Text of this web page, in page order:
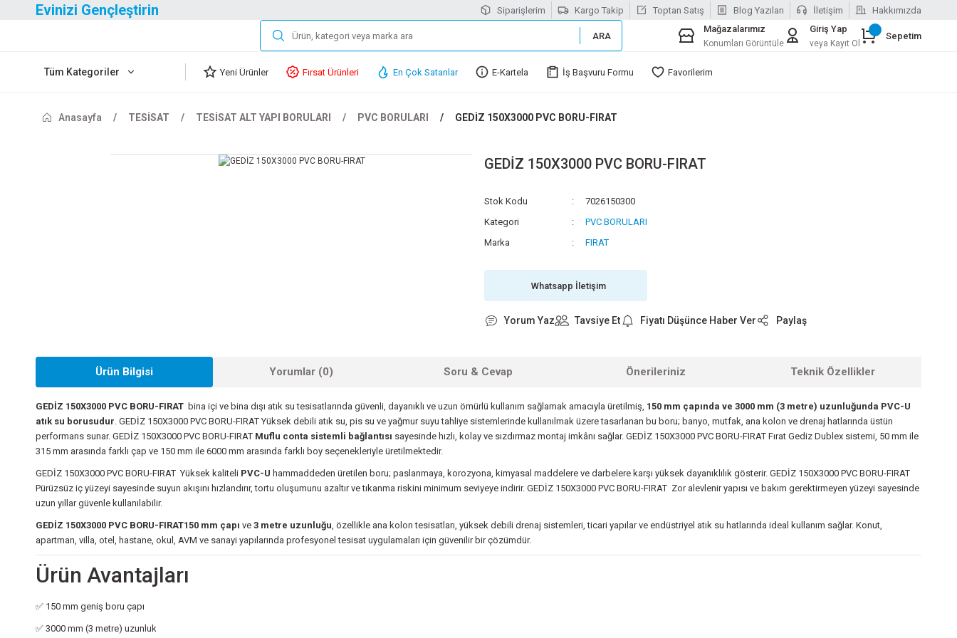
Evinizi Gençleştirin Siparişlerim Kargo Takip Toptan Satış Blog Yazıları İletişim Hakkımızda
ARA
Mağazalarımız
Konumları Görüntüle
Giriş Yap
veya Kayıt Ol
Sepetim
Tüm Kategoriler Yeni Ürünler Fırsat Ürünleri En Çok Satanlar E-Kartela İş Başvuru Formu Favorilerim
Anasayfa TESİSAT TESİSAT ALT YAPI BORULARI PVC BORULARI GEDİZ 150X3000 PVC BORU-FIRAT
GEDİZ 150X3000 PVC BORU-FIRAT
Stok Kodu
7026150300
Kategori
PVC BORULARI
Marka
FIRAT
Whatsapp İletişim
Yorum Yaz Tavsiye Et Fiyatı Düşünce Haber Ver Paylaş
Ürün Bilgisi Yorumlar (0) Soru & Cevap Önerileriniz Teknik Özellikler
GEDİZ 150X3000 PVC BORU-FIRAT bina içi ve bina dışı atık su tesisatlarında güvenli, dayanıklı ve uzun ömürlü kullanım sağlamak amacıyla üretilmiş, 150 mm çapında ve 3000 mm (3 metre) uzunluğunda PVC-U
atık su borusudur. GEDİZ 150X3000 PVC BORU-FIRAT Yüksek debili atık su, pis su ve yağmur suyu tahliye sistemlerinde kullanılmak üzere tasarlanan bu boru; banyo, mutfak, ana kolon ve drenaj hatlarında üstün
performans sunar. GEDİZ 150X3000 PVC BORU-FIRAT Muflu conta sistemli bağlantısı sayesinde hızlı, kolay ve sızdırmaz montaj imkânı sağlar. GEDİZ 150X3000 PVC BORU-FIRAT Fırat Gediz Dublex sistemi, 50 mm ile
315 mm arasında farklı çap ve 150 mm ile 6000 mm arasında farklı boy seçenekleriyle üretilmektedir.
GEDİZ 150X3000 PVC BORU-FIRAT Yüksek kaliteli PVC-U hammaddeden üretilen boru; paslanmaya, korozyona, kimyasal maddelere ve darbelere karşı yüksek dayanıklılık gösterir. GEDİZ 150X3000 PVC BORU-FIRAT
Pürüzsüz iç yüzeyi sayesinde suyun akışını hızlandırır, tortu oluşumunu azaltır ve tıkanma riskini minimum seviyeye indirir. GEDİZ 150X3000 PVC BORU-FIRAT Zor alevlenir yapısı ve bakım gerektirmeyen yüzeyi sayesinde
uzun yıllar güvenle kullanılabilir.
GEDİZ 150X3000 PVC BORU-FIRAT150 mm çapı ve 3 metre uzunluğu, özellikle ana kolon tesisatları, yüksek debili drenaj sistemleri, ticari yapılar ve endüstriyel atık su hatlarında ideal kullanım sağlar. Konut,
apartman, villa, otel, hastane, okul, AVM ve sanayi yapılarında profesyonel tesisat uygulamaları için güvenilir bir çözümdür.
Ürün Avantajları
✅ 150 mm geniş boru çapı
✅ 3000 mm (3 metre) uzunluk